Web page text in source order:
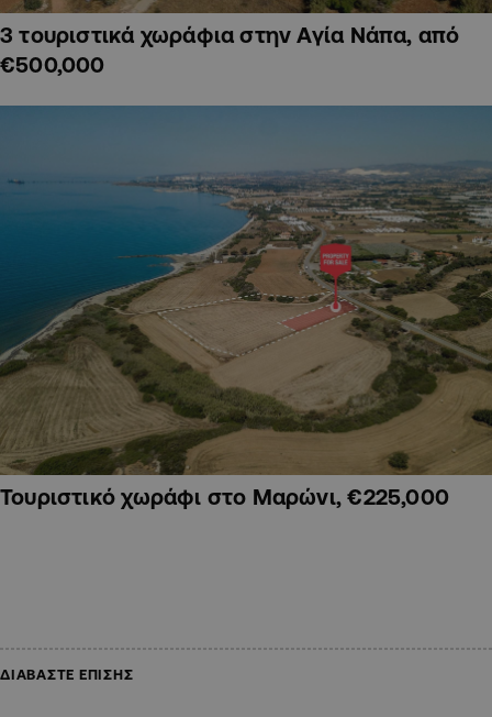
3 τουριστικά χωράφια στην Αγία Νάπα, από
€500,000
Τουριστικό χωράφι στο Μαρώνι, €225,000
ΔΙΑΒΑΣΤΕ ΕΠΙΣΗΣ